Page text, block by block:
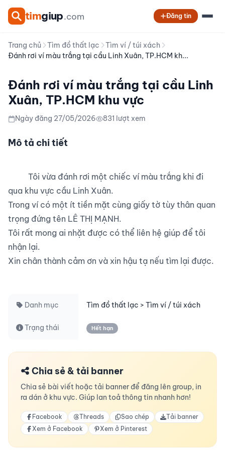
timgiup.com Đăng tin
Trang chủ Tìm đồ thất lạc
Tìm ví / túi xách
Đánh rơi ví màu trắng tại cầu Linh Xuân, TP.HCM kh...
Đánh rơi ví màu trắng tại cầu Linh
Xuân, TP.HCM khu vực
Ngày đăng 27/05/2026 831 lượt xem
Mô tả chi tiết
qua khu vực cầu Linh Xuân.
Trong ví có một ít tiền mặt cùng giấy tờ tùy thân quan
trọng đứng tên LÊ THỊ MẠNH.
Tôi rất mong ai nhặt được có thể liên hệ giúp để tôi
nhận lại.
Xin chân thành cảm ơn và xin hậu tạ nếu tìm lại được.
Danh mục Tìm đồ thất lạc > Tìm ví / túi xách
Trạng thái Hết hạn
Chia sẻ & tải banner
Chia sẻ bài viết hoặc tải banner để đăng lên group, in
ra dán ở khu vực. Giúp lan toả thông tin nhanh hơn!
Facebook Threads Sao chép
Tải banner
Xem ở Facebook
Xem ở Pinterest